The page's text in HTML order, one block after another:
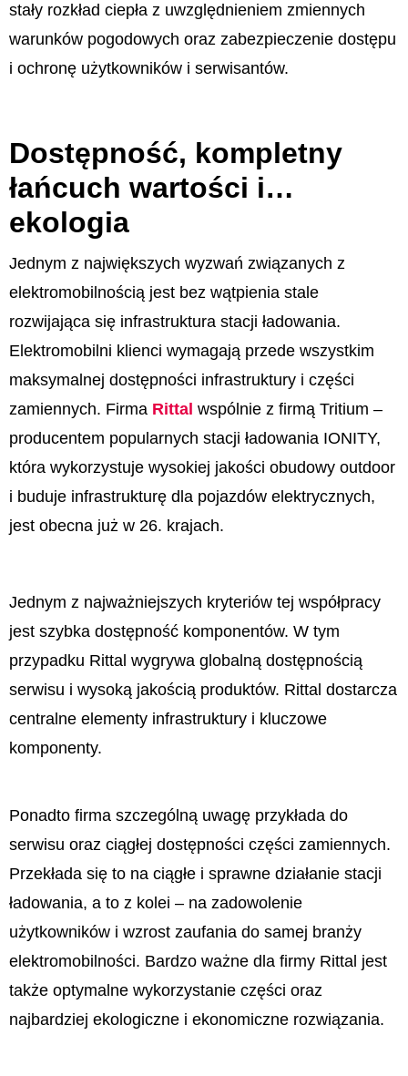
stały rozkład ciepła z uwzględnieniem zmiennych
warunków pogodowych oraz zabezpieczenie dostępu
i ochronę użytkowników i serwisantów.
Dostępność, kompletny
łańcuch wartości i…
ekologia
Jednym z największych wyzwań związanych z
elektromobilnością jest bez wątpienia stale
rozwijająca się infrastruktura stacji ładowania.
Elektromobilni klienci wymagają przede wszystkim
maksymalnej dostępności infrastruktury i części
zamiennych. Firma Rittal wspólnie z firmą Tritium –
producentem popularnych stacji ładowania IONITY,
która wykorzystuje wysokiej jakości obudowy outdoor
i buduje infrastrukturę dla pojazdów elektrycznych,
jest obecna już w 26. krajach.
Jednym z najważniejszych kryteriów tej współpracy
jest szybka dostępność komponentów. W tym
przypadku Rittal wygrywa globalną dostępnością
serwisu i wysoką jakością produktów. Rittal dostarcza
centralne elementy infrastruktury i kluczowe
komponenty.
Ponadto firma szczególną uwagę przykłada do
serwisu oraz ciągłej dostępności części zamiennych.
Przekłada się to na ciągłe i sprawne działanie stacji
ładowania, a to z kolei – na zadowolenie
użytkowników i wzrost zaufania do samej branży
elektromobilności. Bardzo ważne dla firmy Rittal jest
także optymalne wykorzystanie części oraz
najbardziej ekologiczne i ekonomiczne rozwiązania.